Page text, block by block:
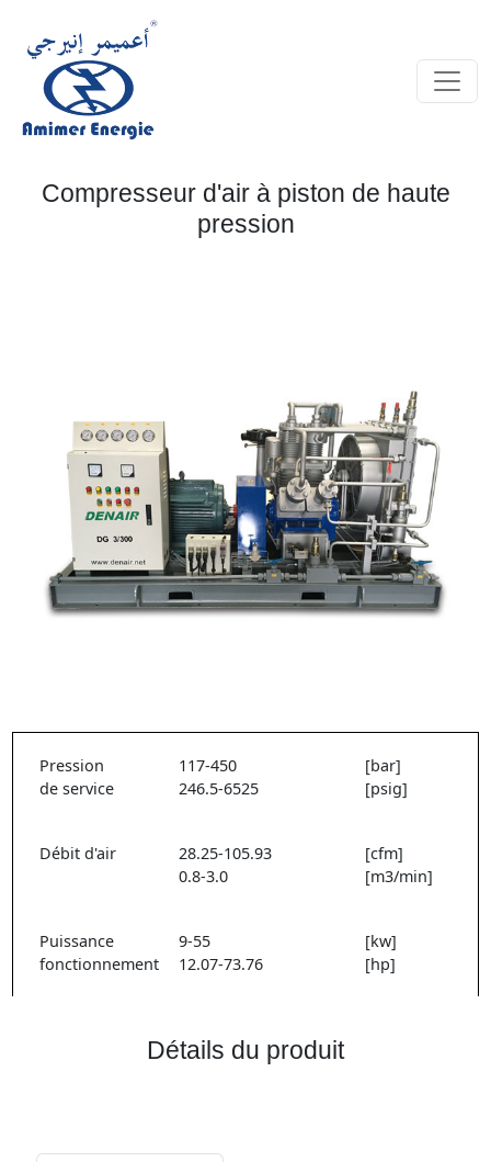
Compresseur d'air à piston de haute
pression
Pression
de service
117-450
246.5-6525
[bar]
[psig]
Débit d'air
28.25-105.93
0.8-3.0
[cfm]
[m3/min]
Puissance
fonctionnement
9-55
12.07-73.76
[kw]
[hp]
Détails du produit